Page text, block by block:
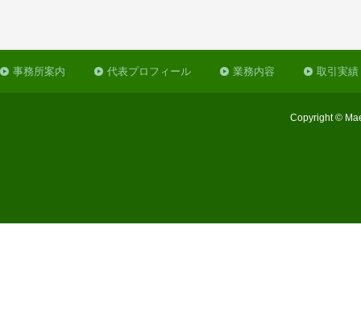
事務所案内 代表プロフィール 業務内容 取引実績
Copyright ©